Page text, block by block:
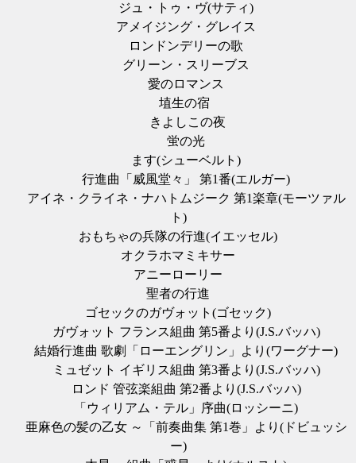
ジュ・トゥ・ヴ(サティ)
アメイジング・グレイス
ロンドンデリーの歌
グリーン・スリーブス
愛のロマンス
埴生の宿
きよしこの夜
蛍の光
ます(シューベルト)
行進曲「威風堂々」 第1番(エルガー)
アイネ・クライネ・ナハトムジーク 第1楽章(モーツァル
ト)
おもちゃの兵隊の行進(イエッセル)
オクラホマミキサー
アニーローリー
聖者の行進
ゴセックのガヴォット(ゴセック)
ガヴォット フランス組曲 第5番より(J.S.バッハ)
結婚行進曲 歌劇「ローエングリン」より(ワーグナー)
ミュゼット イギリス組曲 第3番より(J.S.バッハ)
ロンド 管弦楽組曲 第2番より(J.S.バッハ)
「ウィリアム・テル」序曲(ロッシーニ)
亜麻色の髪の乙女 ～「前奏曲集 第1巻」より(ドビュッシ
ー)